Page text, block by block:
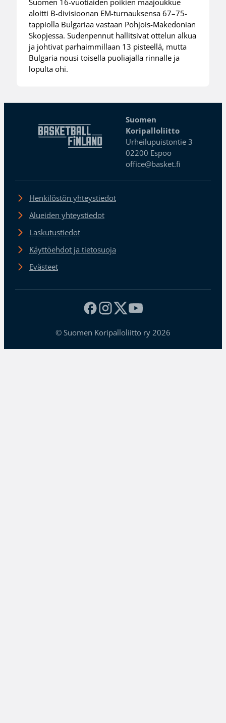
Suomen 16-vuotiaiden poikien maajoukkue
aloitti B-divisioonan EM-turnauksensa 67–75-
tappiolla Bulgariaa vastaan Pohjois-Makedonian
Skopjessa. Sudenpennut hallitsivat ottelun alkua
ja johtivat parhaimmillaan 13 pisteellä, mutta
Bulgaria nousi toisella puoliajalla rinnalle ja
lopulta ohi.
Suomen
Koripalloliitto
Urheilupuistontie 3
02200 Espoo
office@basket.fi
Henkilöstön yhteystiedot
Alueiden yhteystiedot
Laskutustiedot
Käyttöehdot ja tietosuoja
Evästeet
© Suomen Koripalloliitto ry 2026